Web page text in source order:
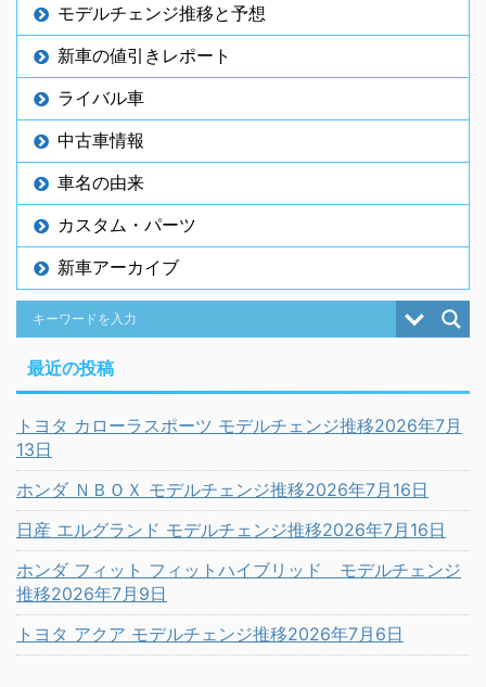
モデルチェンジ推移と予想
新車の値引きレポート
ライバル車
中古車情報
車名の由来
カスタム・パーツ
新車アーカイブ
最近の投稿
トヨタ カローラスポーツ モデルチェンジ推移2026年7月
13日
ホンダ ＮＢＯＸ モデルチェンジ推移2026年7月16日
日産 エルグランド モデルチェンジ推移2026年7月16日
ホンダ フィット フィットハイブリッド モデルチェンジ
推移2026年7月9日
トヨタ アクア モデルチェンジ推移2026年7月6日